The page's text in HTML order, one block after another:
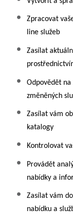
Zpracovat
line služeb
Zasílat
Odpovědět
změněných
Zasílat vám
katalogy
Kontrolovat
Provádět
nabídky a
Zasílat vám
nabídku a